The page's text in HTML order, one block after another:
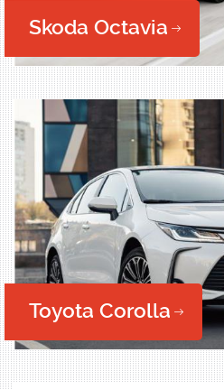
Skoda Octavia
Toyota Corolla